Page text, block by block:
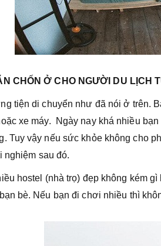
CHỐN Ở CHO NGƯỜI DU LỊCH
tiện di chuyển như đã nói ở trên.
xe máy. Ngày nay khá nhiều
Tuy vậy nếu sức khỏe không cho
nghiệm sau đó.
hostel (nhà trọ) đẹp không kém
bè. Nếu bạn đi chơi nhiều thì